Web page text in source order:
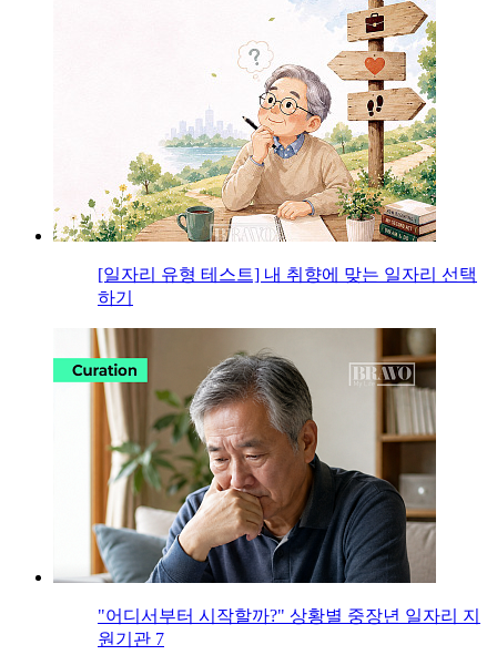
[일자리 유형 테스트] 내 취향에 맞는 일자리 선택
하기
"어디서부터 시작할까?" 상황별 중장년 일자리 지
원기관 7